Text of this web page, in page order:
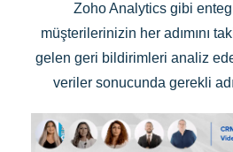
Zoho Analytics gibi
müşterilerinizin her adımını
gelen geri bildirimleri analiz
veriler sonucunda gerekli